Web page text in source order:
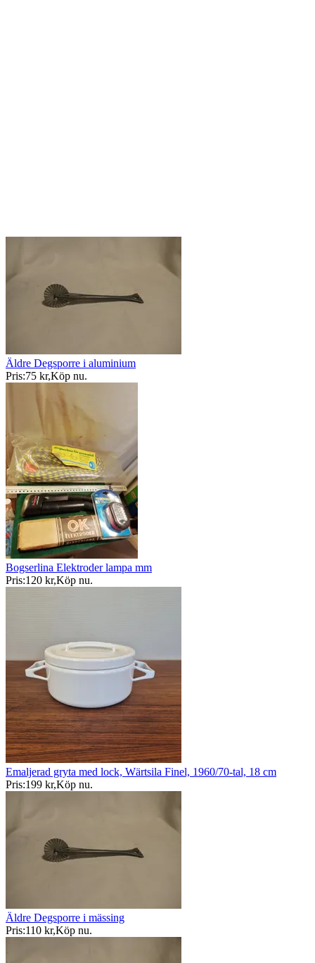
Äldre Degsporre i aluminium
Pris:75 kr,Köp nu.
Bogserlina Elektroder lampa mm
Pris:120 kr,Köp nu.
Emaljerad gryta med lock, Wärtsila Finel, 1960/70-tal, 18 cm
Pris:199 kr,Köp nu.
Äldre Degsporre i mässing
Pris:110 kr,Köp nu.